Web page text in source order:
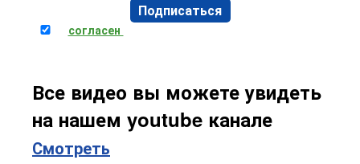
Подписаться
согласен
Все видео вы можете увидеть
на нашем youtube канале
Смотреть